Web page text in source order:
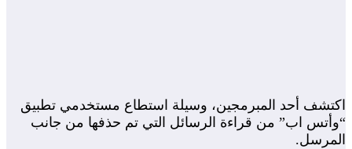
اكتشف أحد المبرمجين، وسيلة استطاع مستخدمي تطبيق
“وأتس اب” من قراءة الرسائل التي تم حذفها من جانب
المرسل.